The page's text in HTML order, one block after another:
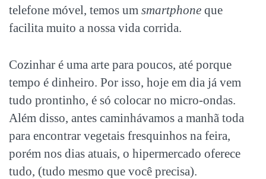
telefone móvel, temos um smartphone que
facilita muito a nossa vida corrida.
Cozinhar é uma arte para poucos, até porque
tempo é dinheiro. Por isso, hoje em dia já vem
tudo prontinho, é só colocar no micro-ondas.
Além disso, antes caminhávamos a manhã toda
para encontrar vegetais fresquinhos na feira,
porém nos dias atuais, o hipermercado oferece
tudo, (tudo mesmo que você precisa).